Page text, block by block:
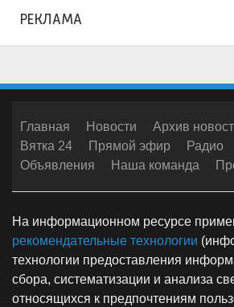
РЕКЛАМА
Главная Новости Архив
Вятка 24
Прямой эфир Радио
Объявления
Наша команда
На информационном ресурсе
рекомендательные технологии
технологии предоставления
сбора, систематизации и анализа
относящихся к предпочтениям